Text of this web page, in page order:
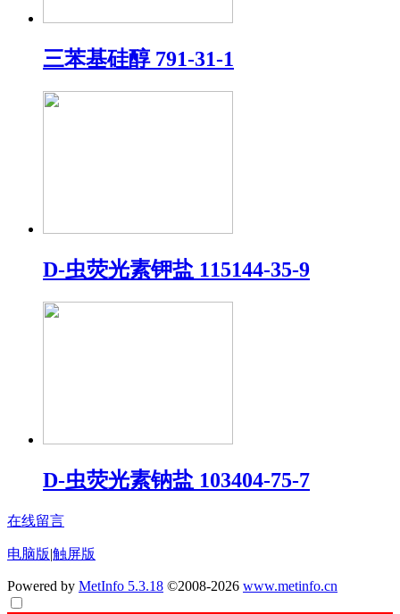
三苯基硅醇 791-31-1
D-虫荧光素钾盐 115144-35-9
D-虫荧光素钠盐 103404-75-7
在线留言
电脑版|触屏版
Powered by MetInfo 5.3.18 ©2008-2026 www.metinfo.cn